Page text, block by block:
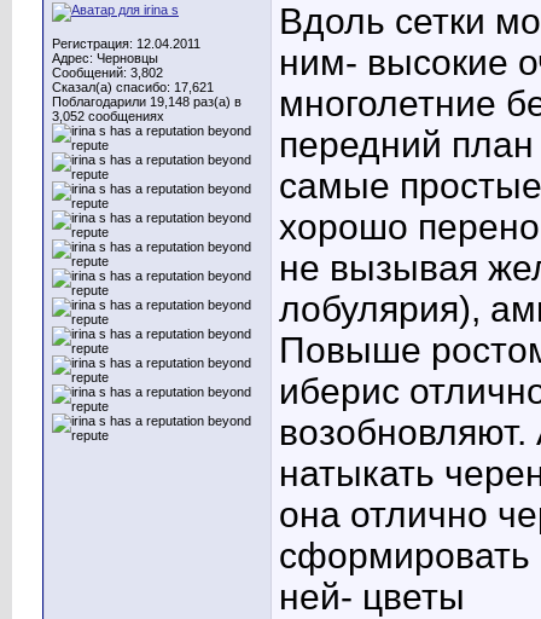
Регистрация: 12.04.2011
Адрес: Черновцы
Сообщений: 3,802
Сказал(а) спасибо: 17,621
Поблагодарили 19,148 раз(а) в
3,052 сообщениях
Вдоль сетки
ним- высокие
многолетние
передний
самые
хорошо
не вызывая
лобулярия),
Повыше
иберис
натыкать
она отлично
сформировать
ней- цветы